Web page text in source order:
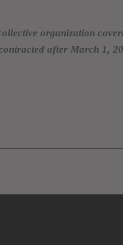
organization
after March 1,